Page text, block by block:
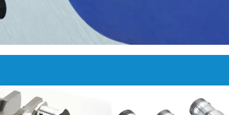
多国籍展開している企業様向けのワールドワイド倉庫
カソード利用可能プログラム契約